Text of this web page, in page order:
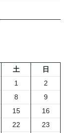
土
日
1
2
8
9
15
16
22
23